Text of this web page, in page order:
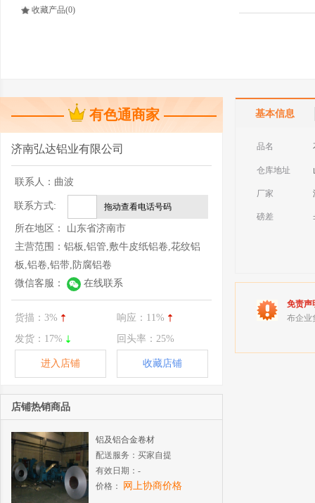
收藏产品(0)
有色通商家
济南弘达铝业有限公司
联系人： 曲波
联系方式: 拖动查看电话号码
所在地区：
山东省济南市
主营范围： 铝板,铝管,敷牛皮纸铝卷,花纹铝
板,铝卷,铝带,防腐铝卷
微信客服：
在线联系
货描： 3% 响应： 11%
发货： 17% 回头率： 25%
进入店铺 收藏店铺
店铺热销商品
铝及铝合金卷材
配送服务： 买家自提
有效日期： -
价格：
网上协商价格
基本信息
品名
仓库地址
厂家
磅差
免责声
布企业